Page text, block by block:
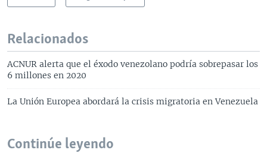
Relacionados
ACNUR alerta que el éxodo venezolano podría sobrepasar los
6 millones en 2020
La Unión Europea abordará la crisis migratoria en Venezuela
Continúe leyendo